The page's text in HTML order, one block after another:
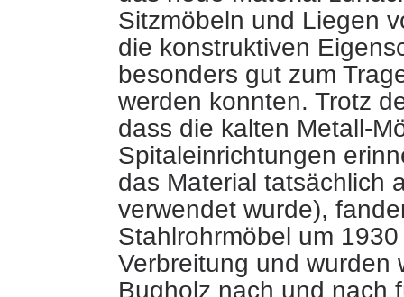
Sitzmöbeln und Liegen
die konstruktiven
besonders gut zum
werden konnten. Trotz
dass die kalten Metall-
Spitaleinrichtungen
das Material tatsächlich
verwendet wurde),
Stahlrohrmöbel um
Verbreitung und wurden
Bugholz nach und nach